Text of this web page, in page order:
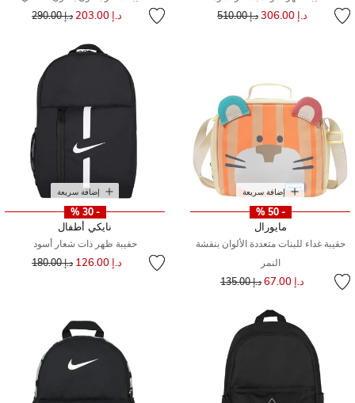
د.إ 306.00 سعر مخفض مند.إ 510.00 د.إ 203.00 سعر مخفض من
د.إ 290.00 إلى
إضافة سريعة
- 50 %
مايورال
حقيبة غداء للبنات متعددة الألوان بنقشة
النمر
د.إ 67.00 سعر مخفض مند.إ 135.00
إضافة سريعة
- 30 %
نايكي أطفال
حقيبة ظهر ذات شعار أسود
د.إ 126.00 سعر مخفض من
د.إ 180.00 إلى